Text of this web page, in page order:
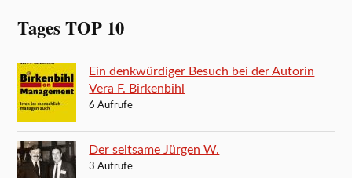
Tages TOP 10
Ein denkwürdiger Besuch bei der Autorin
Vera F. Birkenbihl
6 Aufrufe
Der seltsame Jürgen W.
3 Aufrufe